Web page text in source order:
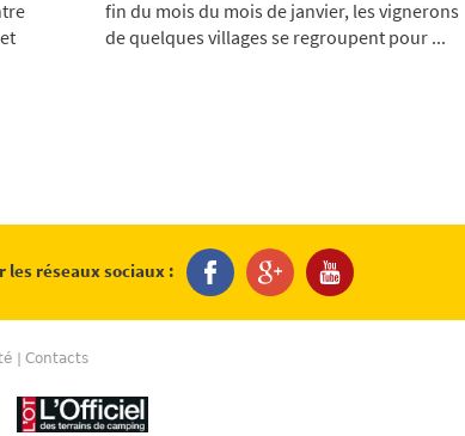
fin du mois du mois de janvier, les vignerons
de quelques villages se regroupent pour ...
les réseaux sociaux :
Contacts